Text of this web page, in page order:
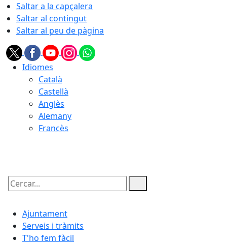
Saltar a la capçalera
Saltar al contingut
Saltar al peu de pàgina
Idiomes
Català
Castellà
Anglès
Alemany
Francès
Cercar:
Ajuntament
Serveis i tràmits
T'ho fem fàcil